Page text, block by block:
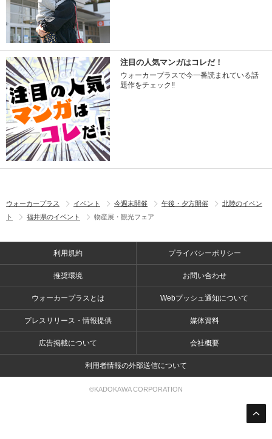
注目の人気マンガはコレだ！
ウォーカープラスで今一番読まれている話
題作をチェック!!
ウォーカープラス イベント 今週末開催 午後・夕方開催
北陸のイベン
ト
福井県のイベント 物産展・観光フェア
利用規約 プライバシーポリシー
推奨環境 お問い合わせ
ウォーカープラスとは Webプッシュ通知について
プレスリリース・情報提供 媒体資料
広告掲載について 会社概要
利用者情報の外部送信について
©KADOKAWA CORPORATION